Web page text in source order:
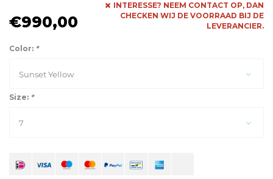
€990,00
INTERESSE? NEEM CONTACT OP, DAN
CHECKEN WIJ DE VOORRAAD BIJ DE
LEVERANCIER.
Color: *
Sunset Yellow
Size: *
7